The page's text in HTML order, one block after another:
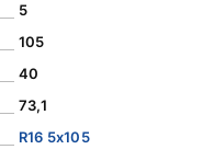
5
105
40
73,1
R16 5x105